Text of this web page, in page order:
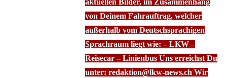
aktuellen Bilder, im Zusammenhang
von Deinem Fahrauftrag, welcher
außerhalb vom Deutschsprachigen
Sprachraum liegt wie: – LKW –
Reisecar – Linienbus Uns erreichst Du
unter: redaktion@lkw-news.ch Wir